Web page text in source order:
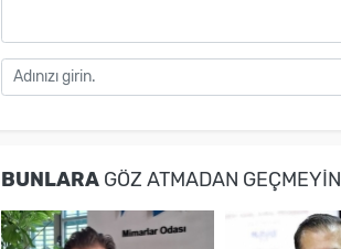
BUNLARAGÖZ ATMADAN GEÇMEYIN